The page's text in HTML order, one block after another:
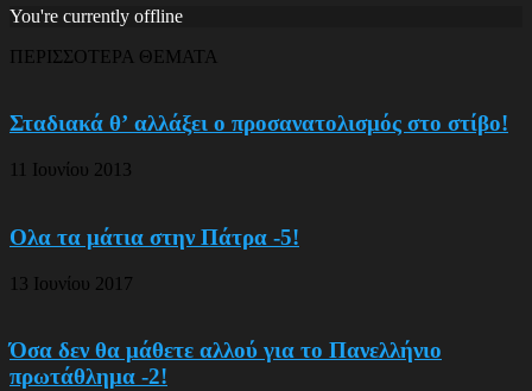
You're currently offline
ΠΕΡΙΣΣΟΤΕΡΑ ΘΕΜΑΤΑ
Σταδιακά θʼ αλλάξει ο προσανατολισμός στο στίβο!
11 Ιουνίου 2013
Ολα τα μάτια στην Πάτρα -5!
13 Ιουνίου 2017
Όσα δεν θα μάθετε αλλού για το Πανελλήνιο
πρωτάθλημα -2!